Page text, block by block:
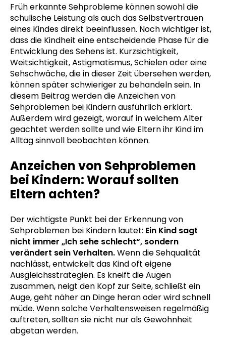
Früh erkannte Sehprobleme können sowohl die
schulische Leistung als auch das Selbstvertrauen
eines Kindes direkt beeinflussen. Noch wichtiger ist,
dass die Kindheit eine entscheidende Phase für die
Entwicklung des Sehens ist. Kurzsichtigkeit,
Weitsichtigkeit, Astigmatismus, Schielen oder eine
Sehschwäche, die in dieser Zeit übersehen werden,
können später schwieriger zu behandeln sein. In
diesem Beitrag werden die Anzeichen von
Sehproblemen bei Kindern ausführlich erklärt.
Außerdem wird gezeigt, worauf in welchem Alter
geachtet werden sollte und wie Eltern ihr Kind im
Alltag sinnvoll beobachten können.
Anzeichen von Sehproblemen
bei Kindern: Worauf sollten
Eltern achten?
Der wichtigste Punkt bei der Erkennung von
Sehproblemen bei Kindern lautet: Ein Kind sagt
nicht immer „Ich sehe schlecht“, sondern
verändert sein Verhalten.Wenn die Sehqualität
nachlässt, entwickelt das Kind oft eigene
Ausgleichsstrategien. Es kneift die Augen
zusammen, neigt den Kopf zur Seite, schließt ein
Auge, geht näher an Dinge heran oder wird schnell
müde. Wenn solche Verhaltensweisen regelmäßig
auftreten, sollten sie nicht nur als Gewohnheit
abgetan werden.